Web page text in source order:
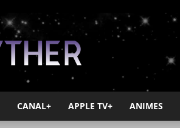
Ayther
CANAL+ APPLE TV+ ANIMES